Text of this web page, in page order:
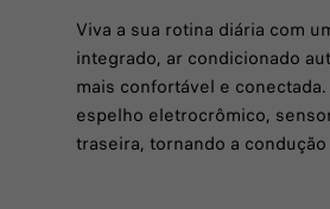
Viva a sua rotina diária com
integrado, ar condicionado
mais confortável e
espelho eletrocrômico,
traseira, tornando a